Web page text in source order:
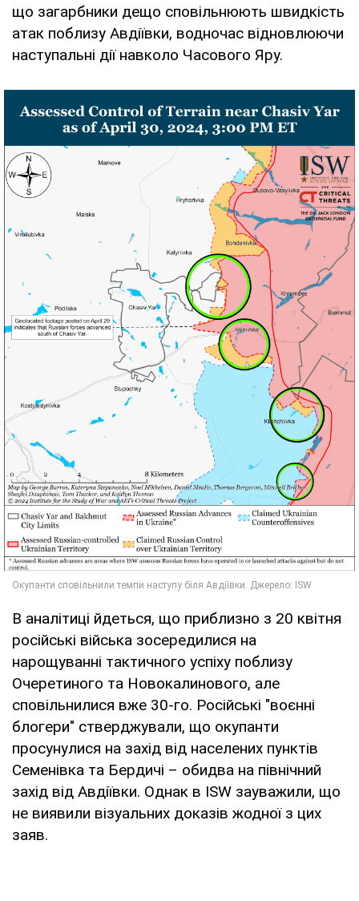
що загарбники дещо сповільнюють швидкість
атак поблизу Авдіївки, водночас відновлюючи
наступальні дії навколо Часового Яру.
В аналітиці йдеться, що приблизно з 20 квітня
російські війська зосередилися на
нарощуванні тактичного успіху поблизу
Очеретиного та Новокалинового, але
сповільнилися вже 30-го. Російські "воєнні
блогери" стверджували, що окупанти
просунулися на захід від населених пунктів
Семенівка та Бердичі – обидва на північний
захід від Авдіївки. Однак в ISW зауважили, що
не виявили візуальних доказів жодної з цих
заяв.